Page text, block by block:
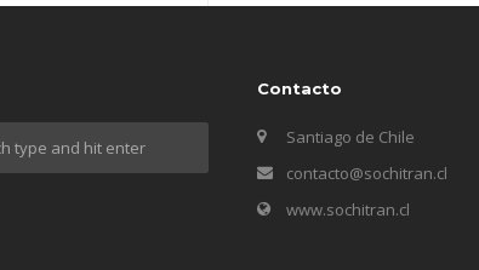
Contacto
Santiago de Chile
contacto@sochitran.cl
www.sochitran.cl